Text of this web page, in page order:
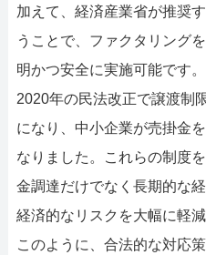
加えて、経済産業省が推奨
うことで、ファクタリング
明かつ安全に実施可能です。
2020年の民法改正で譲渡制
になり、中小企業が売掛金
なりました。これらの制度
金調達だけでなく長期的な
経済的なリスクを大幅に軽減
このように、合法的な対応